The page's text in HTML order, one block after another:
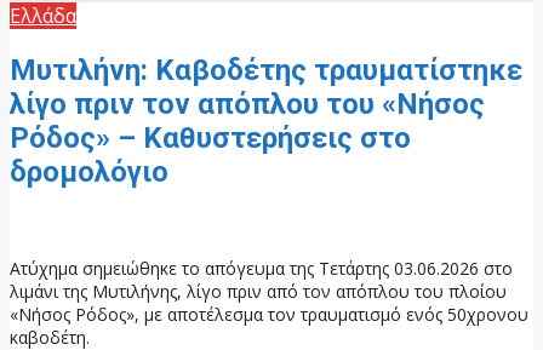
Ελλάδα
Μυτιλήνη: Καβοδέτης τραυματίστηκε
λίγο πριν τον απόπλου του «Νήσος
Ρόδος» – Καθυστερήσεις στο
δρομολόγιο
Ατύχημα σημειώθηκε το απόγευμα της Τετάρτης 03.06.2026 στο
λιμάνι της Μυτιλήνης, λίγο πριν από τον απόπλου του πλοίου
«Νήσος Ρόδος», με αποτέλεσμα τον τραυματισμό ενός 50χρονου
καβοδέτη.